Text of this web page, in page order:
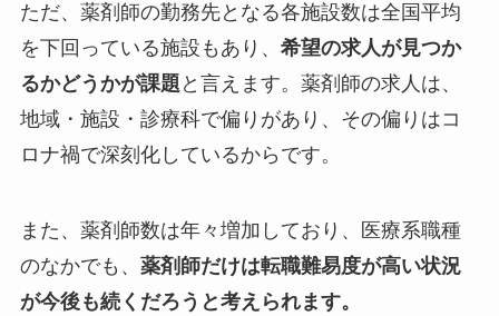
ただ、薬剤師の勤務先となる各施設数は全国平均
を下回っている施設もあり、 希望の求人が見つか
るかどうかが課題 と言えます。薬剤師の求人は、
地域・施設・診療科で偏りがあり、その偏りはコ
ロナ禍で深刻化しているからです。
また、薬剤師数は年々増加しており、医療系職種
のなかでも、 薬剤師だけは転職難易度が高い状況
が今後も続くだろうと考えられます。